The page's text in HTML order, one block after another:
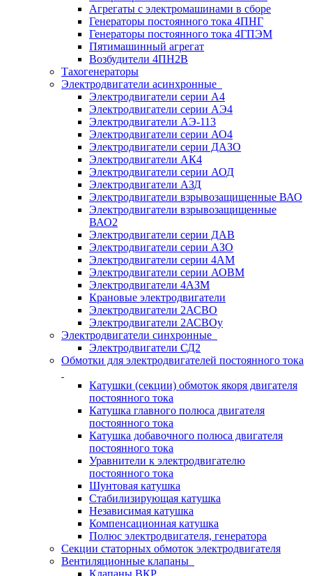
Агрегаты с электромашинами в сборе
Генераторы постоянного тока 4ПНГ
Генераторы постоянного тока 4ГПЭМ
Пятимашинный агрегат
Возбудители 4ПН2В
Тахогенераторы
Электродвигатели асинхронные
Электродвигатели серии А4
Электродвигатели серии АЭ4
Электродвигатели АЭ-113
Электродвигатели серии АО4
Электродвигатели серии ДАЗО
Электродвигатели АК4
Электродвигатели серии АОД
Электродвигатели АЗД
Электродвигатели взрывозащищенные ВАО
Электродвигатели взрывозащищенные
ВАО2
Электродвигатели серии ДАВ
Электродвигатели серии АЗО
Электродвигатели серии 4АМ
Электродвигатели серии АОВМ
Электродвигатели 4АЗМ
Крановые электродвигатели
Электродвигатели 2АСВО
Электродвигатели 2АСВОу
Электродвигатели синхронные
Электродвигатели СД2
Обмотки для электродвигателей постоянного тока
Катушки (секции) обмоток якоря двигателя
постоянного тока
Катушка главного полюса двигателя
постоянного тока
Катушка добавочного полюса двигателя
постоянного тока
Уравнители к электродвигателю
постоянного тока
Шунтовая катушка
Стабилизирующая катушка
Независимая катушка
Компенсационная катушка
Полюс электродвигателя, генератора
Секции статорных обмоток электродвигателя
Вентиляционные клапаны
Клапаны ВКР